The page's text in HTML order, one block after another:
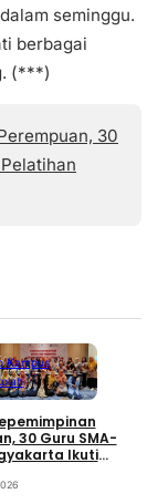
seminggu.
berbagai
(***)
30
Kampus
30 Guru SMA-
Ikuti